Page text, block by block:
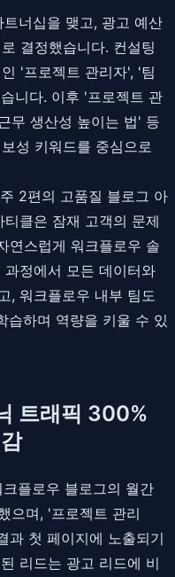
너십을 맺고, 광고 예산
결정했습니다. 컨설팅
'프로젝트 관리자', '팀
니다. 이후 '프로젝트 관
무 생산성 높이는 법' 등
성 키워드를 중심으로
2편의 고품질 블로그 아
클은 잠재 고객의 문제
연스럽게 워크플로우 솔
정에서 모든 데이터와
, 워크플로우 내부 팀도
습하며 역량을 키울 수 있
트래픽 300%
플로우 블로그의 월간
으며, '프로젝트 관리
과 첫 페이지에 노출되기
리드는 광고 리드에 비